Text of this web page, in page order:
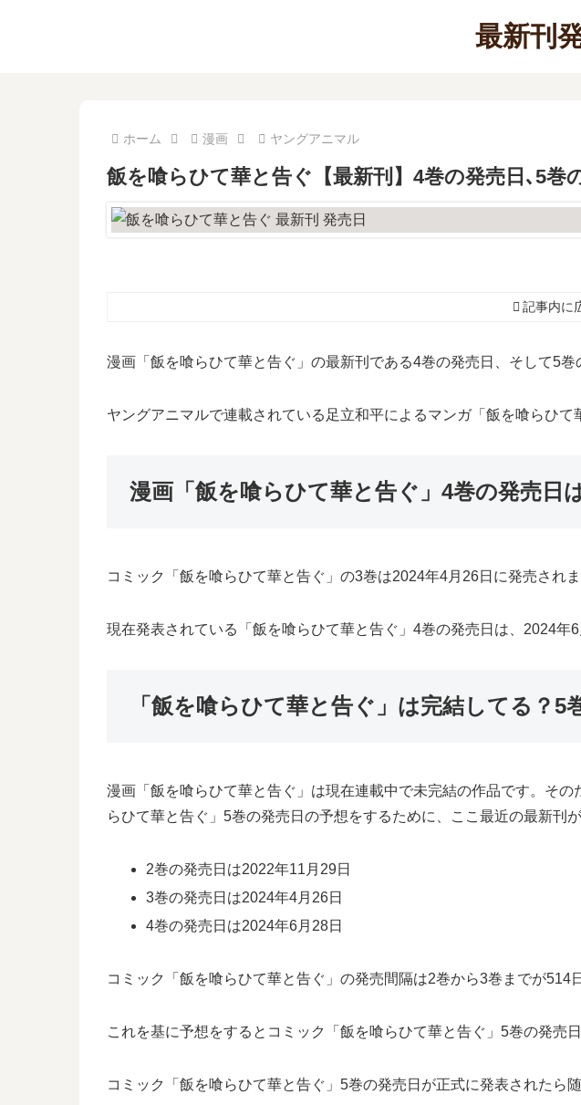
最新刊
ホーム 漫画 ヤングアニマル
飯を喰らひて華と告ぐ【最新刊】4巻の発売日､5巻
記事内に
漫画「飯を喰らひて華と告ぐ」の最新刊である4巻の発売日、そして5巻
ヤングアニマルで連載されている足立和平によるマンガ「飯を喰らひて
漫画「飯を喰らひて華と告ぐ」4巻の発売日
コミック「飯を喰らひて華と告ぐ」の3巻は2024年4月26日に発売され
現在発表されている「飯を喰らひて華と告ぐ」4巻の発売日は、2024年
「飯を喰らひて華と告ぐ」は完結してる？5
漫画「飯を喰らひて華と告ぐ」は現在連載中で未完結の作品です。そ
らひて華と告ぐ」5巻の発売日の予想をするために、ここ最近の最新刊
2巻の発売日は2022年11月29日
3巻の発売日は2024年4月26日
4巻の発売日は2024年6月28日
コミック「飯を喰らひて華と告ぐ」の発売間隔は2巻から3巻までが514
これを基に予想をするとコミック「飯を喰らひて華と告ぐ」5巻の発売
コミック「飯を喰らひて華と告ぐ」5巻の発売日が正式に発表されたら